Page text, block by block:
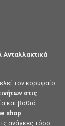
Ανταλλακτικά
τον κορυφαίο
στις
και βαθιά
shop
ανάγκες τόσο